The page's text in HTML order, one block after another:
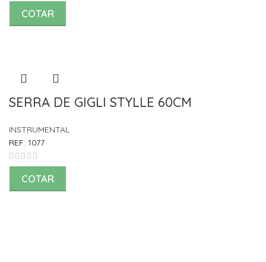
COTAR
SERRA DE GIGLI STYLLE 60CM
INSTRUMENTAL
REF: 1077
COTAR